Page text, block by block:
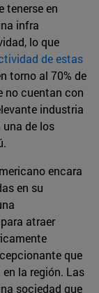
tenerse en
infra
lo que
de estas
torno al 70% de
no cuentan con
industria
de los
encara
en su
atraer
que
la región. Las
sociedad que